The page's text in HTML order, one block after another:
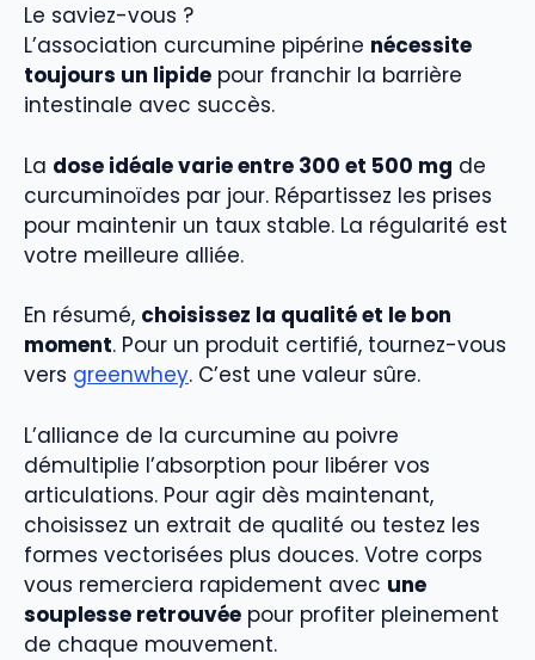
Le saviez-vous ?
L’association curcumine pipérine nécessite
toujours un lipide pour franchir la barrière
intestinale avec succès.
La dose idéale varie entre 300 et 500 mg de
curcuminoïdes par jour. Répartissez les prises
pour maintenir un taux stable. La régularité est
votre meilleure alliée.
En résumé, choisissez la qualité et le bon
moment. Pour un produit certifié, tournez-vous
vers greenwhey. C’est une valeur sûre.
L’alliance de la curcumine au poivre
démultiplie l’absorption pour libérer vos
articulations. Pour agir dès maintenant,
choisissez un extrait de qualité ou testez les
formes vectorisées plus douces. Votre corps
vous remerciera rapidement avec une
souplesse retrouvée pour profiter pleinement
de chaque mouvement.